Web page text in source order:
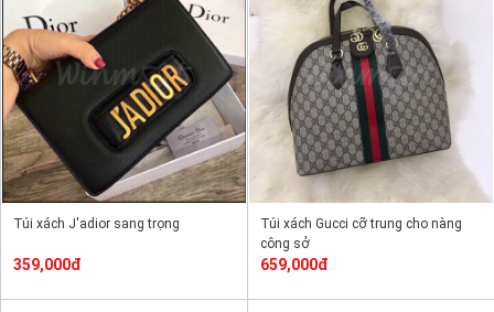
Túi xách J'adior sang trọng
359,000đ
Túi xách Gucci cỡ trung cho nàng
công sở
659,000đ